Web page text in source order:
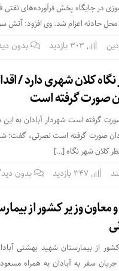
در جایگاه پخش فرآورده‌های
محل حادثه اعزام شد. وی افزود:
بدون
نگاه کلان شهری دارد /
صورت گرفته است
گرفته است شهردار آبادان به
صورت گرفته است نصرتی، گفت:
کلان شهر نگاه […]
بدون
معاون وزیر کشور از
از بیمارستان شهید بهشتی
۲۶ اسفندماه در جریان سفر به آبادان